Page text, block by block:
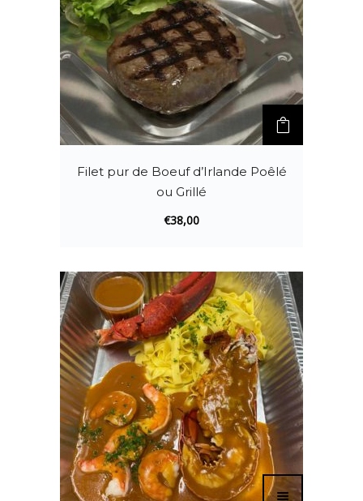
Filet pur de Boeuf d’Irlande Poêlé
ou Grillé
€38,00